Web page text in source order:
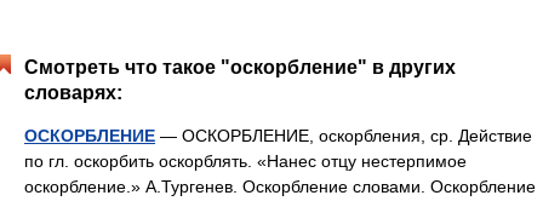
Смотреть что такое "оскорбление" в других
словарях:
ОСКОРБЛЕНИЕ — ОСКОРБЛЕНИЕ, оскорбления, ср. Действие
по гл. оскорбить оскорблять. «Нанес отцу нестерпимое
оскорбление.» А.Тургенев. Оскорбление словами. Оскорбление